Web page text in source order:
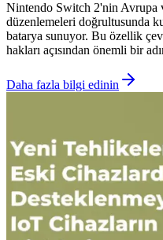
Nintendo Switch 2'nin
düzenlemeleri doğrultusunda
batarya sunuyor. Bu özellik
hakları açısından önemli bir
Daha fazla bilgi edinin